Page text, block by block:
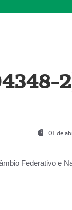
01 de
Federativo e